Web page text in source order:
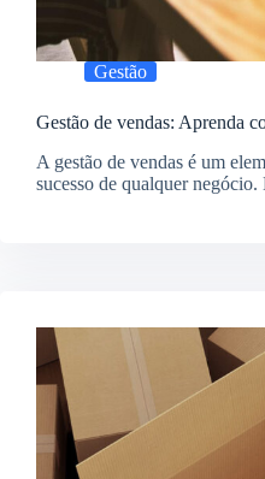
Gestão
Gestão de vendas: Aprenda
A gestão de vendas é um
sucesso de qualquer